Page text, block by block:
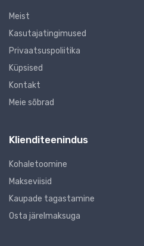
Meist
Kasutajatingimused
Privaatsuspoliitika
Küpsised
Kontakt
Meie sõbrad
Klienditeenindus
Kohaletoomine
Makseviisid
Kaupade tagastamine
Osta järelmaksuga